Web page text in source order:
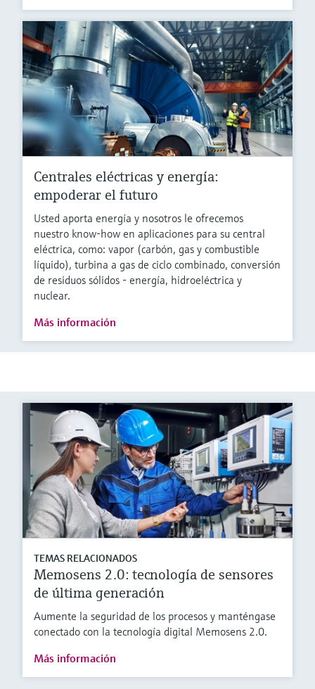
Centrales eléctricas y energía:
empoderar el futuro
Usted aporta energía y nosotros le ofrecemos
nuestro know-how en aplicaciones para su central
eléctrica, como: vapor (carbón, gas y combustible
líquido), turbina a gas de ciclo combinado, conversión
de residuos sólidos - energía, hidroeléctrica y
nuclear.
Más información
TEMAS RELACIONADOS
Memosens 2.0: tecnología de sensores
de última generación
Aumente la seguridad de los procesos y manténgase
conectado con la tecnología digital Memosens 2.0.
Más información